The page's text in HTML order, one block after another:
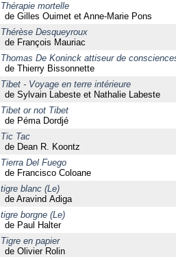
Thérapie mortelle
de Gilles Ouimet et Anne-Marie Pons
Thérèse Desqueyroux
de François Mauriac
Thomas De Koninck attiseur de
de Thierry Bissonnette
Tibet - Voyage en terre intérieure
de Sylvain Labeste et Nathalie Labeste
Tibet or not Tibet
de Péma Dordjé
Tic Tac
de Dean R. Koontz
Tierra Del Fuego
de Francisco Coloane
tigre blanc (Le)
de Aravind Adiga
tigre borgne (Le)
de Paul Halter
Tigre en papier
de Olivier Rolin